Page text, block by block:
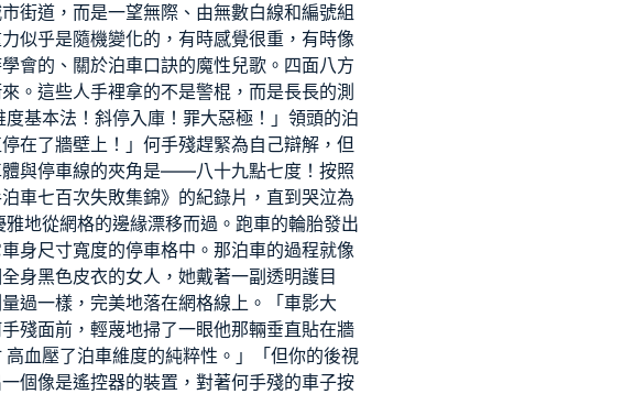
街道，而是一望無際、由無數白線和編號組
似乎是隨機變化的，有時感覺很重，有時像
會的、關於泊車口訣的魔性兒歌。四面八方
。這些人手裡拿的不是警棍，而是長長的測
基本法！斜停入庫！罪大惡極！」領頭的泊
在了牆壁上！」何手殘趕緊為自己辯解，但
體與停車線的夾角是——八十九點七度！按照
車七百次失敗集錦》的紀錄片，直到哭泣為
地從網格的邊緣漂移而過。跑車的輪胎發出
身尺寸寬度的停車格中。那泊車的過程就像
身黑色皮衣的女人，她戴著一副透明護目
過一樣，完美地落在網格線上。「車影大
殘面前，輕蔑地掃了一眼他那輛垂直貼在牆
高血壓了泊車維度的純粹性。」「但你的後視
個像是遙控器的裝置，對著何手殘的車子按